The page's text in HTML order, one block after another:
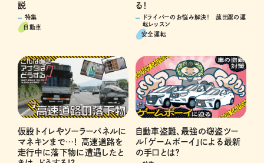
説
特集
自動車
る！
ドライバーのお悩み解決！ 菰田潔の運
転レッスン
安全運転
仮設トイレやソーラーパネルに
マネキンまで…！ 高速道路を
走行中に落下物に遭遇したと
自動車盗難、最強の窃盗ツー
ル「ゲームボーイ」による最新
の手口とは？